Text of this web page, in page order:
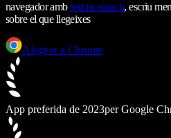
navegador ambtext to speech, escriu
sobre el que llegeixes
Afegeix a Chrome
App preferida de 2023per Google